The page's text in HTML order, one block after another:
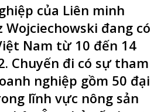
của Liên minh
Wojciechowski đang có
Nam từ 10 đến 14
Chuyến đi có sự tham
nghiệp gồm 50 đại
lĩnh vực nông sản